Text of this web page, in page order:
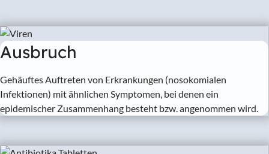
Ausbruch
Gehäuftes Auftreten von Erkrankungen (nosokomialen
Infektionen) mit ähnlichen Symptomen, bei denen ein
epidemischer Zusammenhang besteht bzw. angenommen wird.